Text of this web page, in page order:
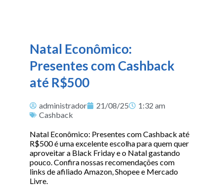
Natal Econômico:
Presentes com Cashback
até R$500
administrador 21/08/25
1:32 am
Cashback
Natal Econômico: Presentes com Cashback até
R$500 é uma excelente escolha para quem quer
aproveitar a Black Friday e o Natal gastando
pouco. Confira nossas recomendações com
links de afiliado Amazon, Shopee e Mercado
Livre.